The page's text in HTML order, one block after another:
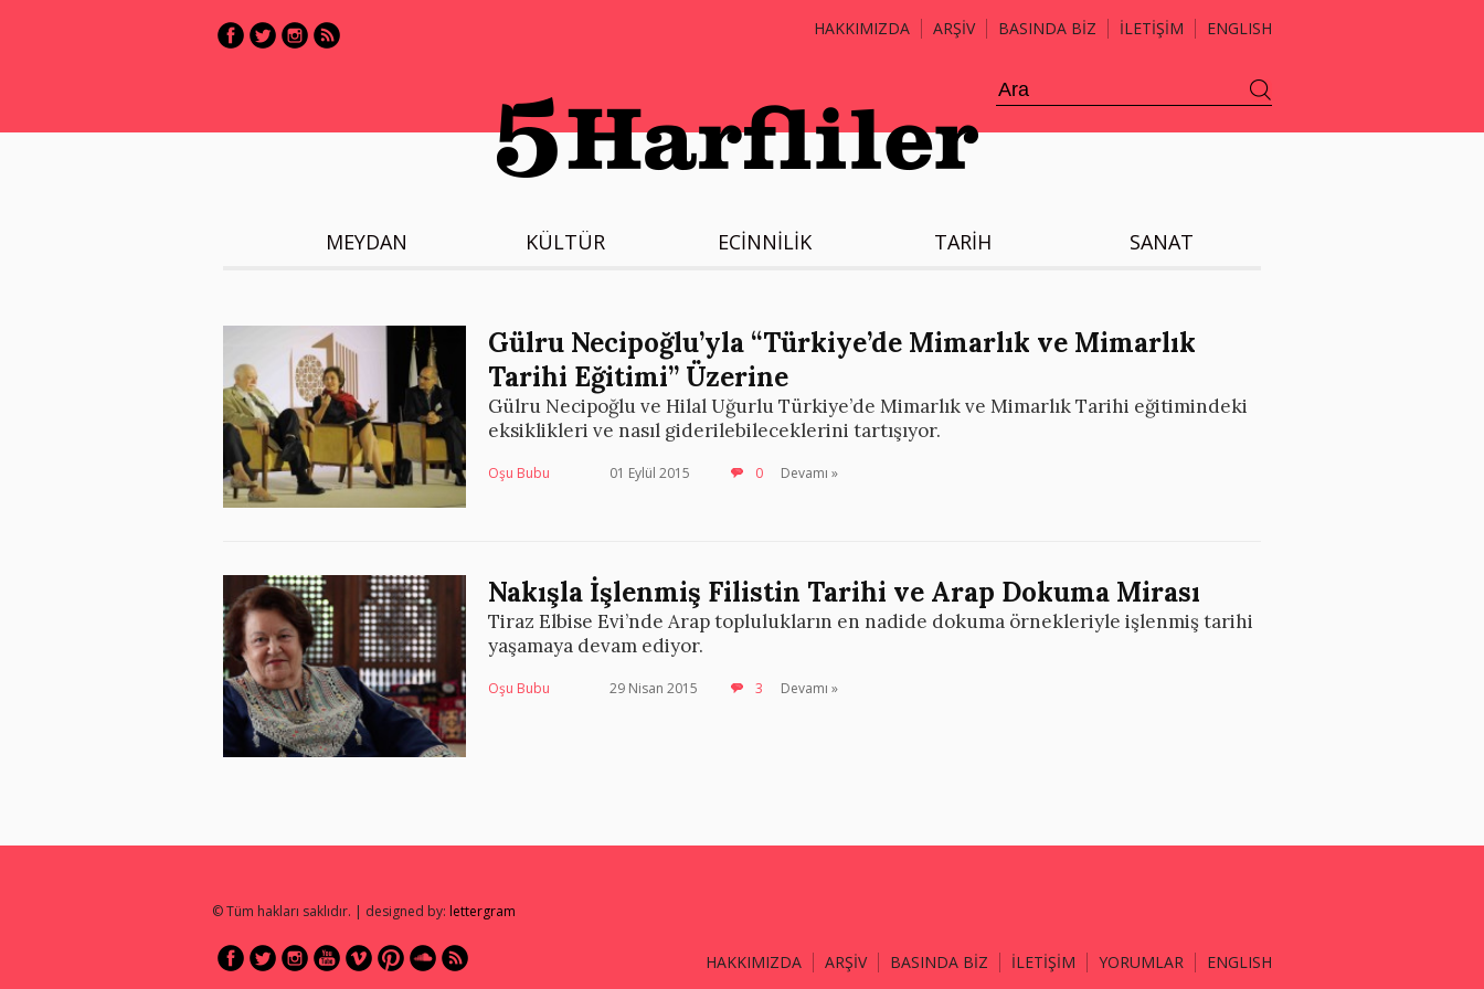
HAKKIMIZDA ARŞİV BASINDA BİZ İLETİŞİM ENGLISH
MEYDAN KÜLTÜR ECİNNİLİK TARİH SANAT
Gülru Necipoğlu’yla “Türkiye’de Mimarlık ve Mimarlık
Tarihi Eğitimi” Üzerine
Gülru Necipoğlu ve Hilal Uğurlu Türkiye’de Mimarlık ve Mimarlık Tarihi eğitimindeki
eksiklikleri ve nasıl giderilebileceklerini tartışıyor.
Oşu Bubu 01 Eylül 2015 0 Devamı »
Nakışla İşlenmiş Filistin Tarihi ve Arap Dokuma Mirası
Tiraz Elbise Evi’nde Arap toplulukların en nadide dokuma örnekleriyle işlenmiş tarihi
yaşamaya devam ediyor.
Oşu Bubu 29 Nisan 2015 3 Devamı »
© Tüm hakları saklıdır. | designed by: lettergram
HAKKIMIZDA ARŞİV BASINDA BİZ İLETİŞİM YORUMLAR ENGLISH